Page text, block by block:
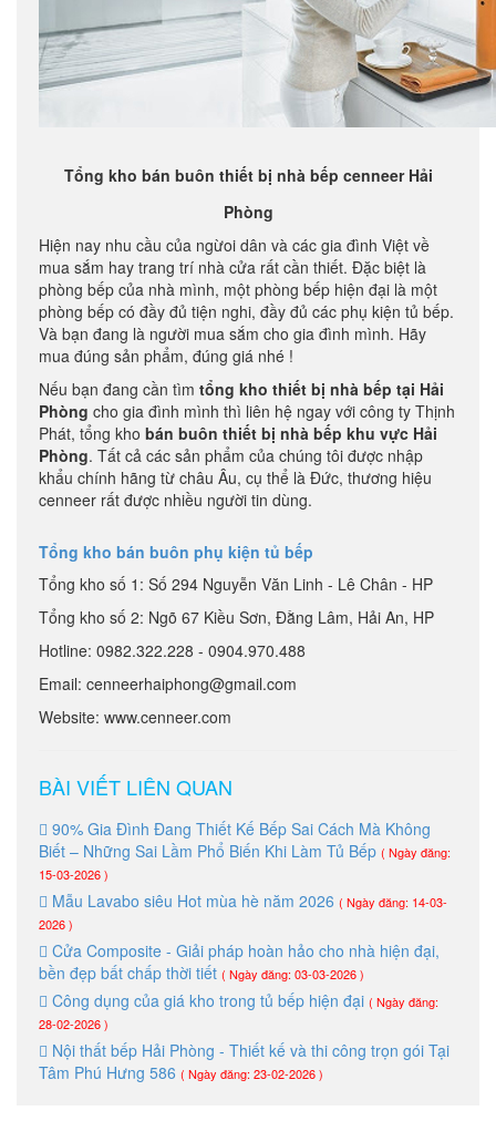
Tổng kho bán buôn thiết bị nhà bếp cenneer Hải
Phòng
Hiện nay nhu cầu của ngừoi dân và các gia đình Việt về
mua sắm hay trang trí nhà cửa rất cần thiết. Đặc biệt là
phòng bếp của nhà mình, một phòng bếp hiện đại là một
phòng bếp có đầy đủ tiện nghi, đầy đủ các phụ kiện tủ bếp.
Và bạn đang là người mua sắm cho gia đình mình. Hãy
mua đúng sản phẩm, đúng giá nhé !
Nếu bạn đang cần tìm tổng kho thiết bị nhà bếp tại Hải
Phòng cho gia đình mình thì liên hệ ngay với công ty Thịnh
Phát, tổng kho bán buôn thiết bị nhà bếp khu vực Hải
Phòng. Tất cả các sản phẩm của chúng tôi được nhập
khẩu chính hãng từ châu Âu, cụ thể là Đức, thương hiệu
cenneer rất được nhiều người tin dùng.
Tổng kho bán buôn phụ kiện tủ bếp
Tổng kho số 1: Số 294 Nguyễn Văn Linh - Lê Chân - HP
Tổng kho số 2: Ngõ 67 Kiều Sơn, Đằng Lâm, Hải An, HP
Hotline: 0982.322.228 - 0904.970.488
Email: cenneerhaiphong@gmail.com
Website: www.cenneer.com
BÀI VIẾT LIÊN QUAN
90% Gia Đình Đang Thiết Kế Bếp Sai Cách Mà Không
Biết – Những Sai Lầm Phổ Biến Khi Làm Tủ Bếp ( Ngày đăng:
15-03-2026 )
Mẫu Lavabo siêu Hot mùa hè năm 2026 ( Ngày đăng: 14-03-
2026 )
Cửa Composite - Giải pháp hoàn hảo cho nhà hiện đại,
bền đẹp bất chấp thời tiết ( Ngày đăng: 03-03-2026 )
Công dụng của giá kho trong tủ bếp hiện đại ( Ngày đăng:
28-02-2026 )
Nội thất bếp Hải Phòng - Thiết kế và thi công trọn gói Tại
Tâm Phú Hưng 586 ( Ngày đăng: 23-02-2026 )